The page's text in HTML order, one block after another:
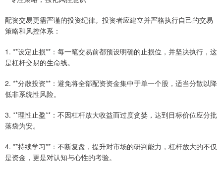
配资交易更需严谨的投资纪律。投资者应建立并严格执行自己的交易
策略和风控体系：
1. **设定止损**：每一笔交易前都预设明确的止损位，并坚决执行，这
是杠杆交易的生命线。
2. **分散投资**：避免将全部配资资金集中于单一个股，适当分散以降
低非系统性风险。
3. **理性止盈**：不因杠杆放大收益而过度贪婪，达到目标价位应分批
落袋为安。
4. **持续学习**：不断复盘，提升对市场的研判能力，杠杆放大的不仅
是资金，更是对认知与心性的考验。